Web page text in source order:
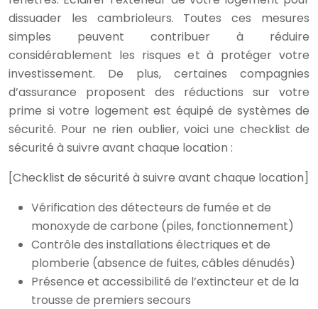
dissuader les cambrioleurs. Toutes ces mesures
simples peuvent contribuer à réduire
considérablement les risques et à protéger votre
investissement. De plus, certaines compagnies
d’assurance proposent des réductions sur votre
prime si votre logement est équipé de systèmes de
sécurité. Pour ne rien oublier, voici une checklist de
sécurité à suivre avant chaque location :
[Checklist de sécurité à suivre avant chaque location]
Vérification des détecteurs de fumée et de
monoxyde de carbone (piles, fonctionnement)
Contrôle des installations électriques et de
plomberie (absence de fuites, câbles dénudés)
Présence et accessibilité de l’extincteur et de la
trousse de premiers secours